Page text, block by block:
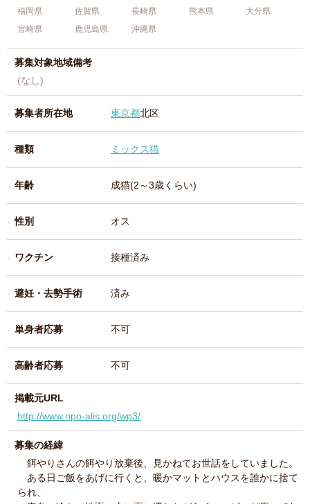
福岡県
佐賀県 長崎県 熊本県
大分県
宮崎県
鹿児島県 沖縄県
募集対象地域備考
(なし)
募集者所在地 東京都北区
種類 ミックス猫
年齢 成猫(2～3歳くらい)
性別 オス
ワクチン 接種済み
避妊・去勢手術 済み
単身者応募 不可
高齢者応募 不可
掲載元URL
http://www.npo-alis.org/wp3/
募集の経緯
餌やりさんの餌やり放棄後、見かねてお世話をしていました。
ある日ご飯をあげに行くと、暖かマットとハウスを誰かに捨て
られ、